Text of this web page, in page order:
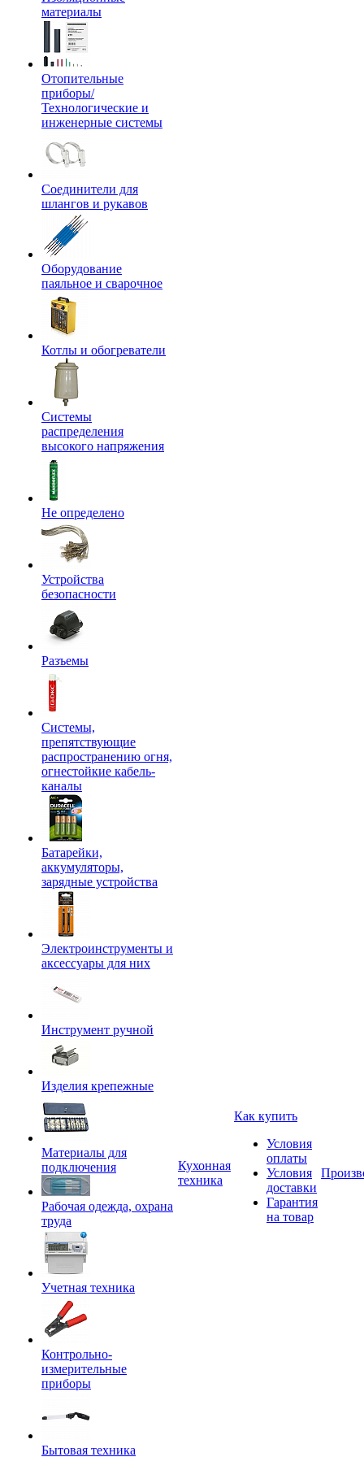
материалы
Отопительные
приборы/
Технологические и
инженерные системы
Соединители для
шлангов и рукавов
Оборудование
паяльное и сварочное
Котлы и обогреватели
Системы
распределения
высокого напряжения
Не определено
Устройства
безопасности
Разъемы
Системы,
препятствующие
распространению огня,
огнестойкие кабель-
каналы
Батарейки,
аккумуляторы,
зарядные устройства
Электроинструменты и
аксессуары для них
Инструмент ручной
Изделия крепежные
Материалы для
подключения
Рабочая одежда, охрана
труда
Учетная техника
Контрольно-
измерительные
приборы
Бытовая техника
Кухонная
техника
Как купить
Условия
оплаты
Условия
доставки
Гарантия
на товар